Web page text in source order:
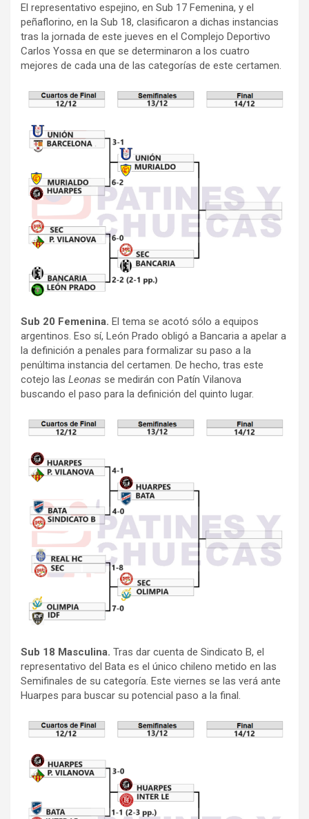
El representativo espejino, en Sub 17 Femenina, y el
peñaflorino, en la Sub 18, clasificaron a dichas instancias
tras la jornada de este jueves en el Complejo Deportivo
Carlos Yossa en que se determinaron a los cuatro
mejores de cada una de las categorías de este certamen.
Sub 20 Femenina. El tema se acotó sólo a equipos
argentinos. Eso sí, León Prado obligó a Bancaria a apelar a
la definición a penales para formalizar su paso a la
penúltima instancia del certamen. De hecho, tras este
cotejo las Leonas se medirán con Patín Vilanova
buscando el paso para la definición del quinto lugar.
Sub 18 Masculina. Tras dar cuenta de Sindicato B, el
representativo del Bata es el único chileno metido en las
Semifinales de su categoría. Este viernes se las verá ante
Huarpes para buscar su potencial paso a la final.